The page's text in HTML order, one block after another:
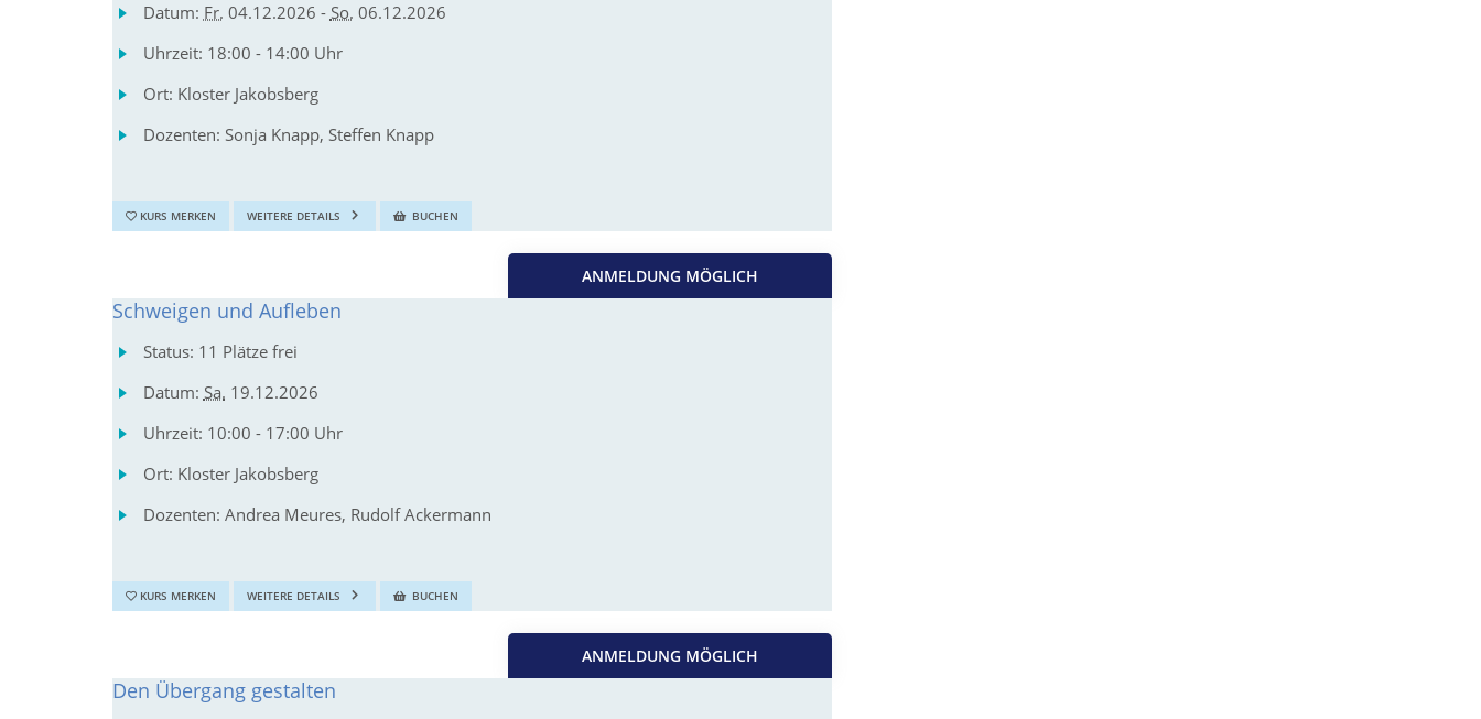
Datum: Fr. 04.12.2026 - So. 06.12.2026
Uhrzeit: 18:00 - 14:00 Uhr
Ort: Kloster Jakobsberg
Dozenten: Sonja Knapp, Steffen Knapp
KURS MERKEN WEITERE DETAILS BUCHEN
ANMELDUNG MÖGLICH
Schweigen und Aufleben
Status: 11 Plätze frei
Datum: Sa. 19.12.2026
Uhrzeit: 10:00 - 17:00 Uhr
Ort: Kloster Jakobsberg
Dozenten: Andrea Meures, Rudolf Ackermann
KURS MERKEN WEITERE DETAILS BUCHEN
ANMELDUNG MÖGLICH
Den Übergang gestalten